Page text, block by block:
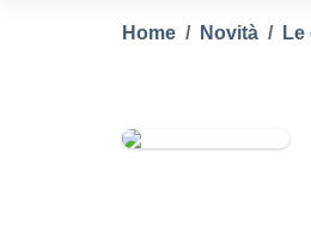
Home Novità